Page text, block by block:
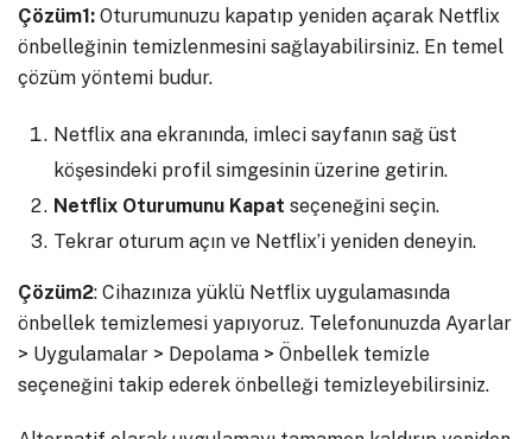
Çözüm1: Oturumunuzu kapatıp yeniden açarak Netflix
önbelleğinin temizlenmesini sağlayabilirsiniz. En temel
çözüm yöntemi budur.
Netflix ana ekranında, imleci sayfanın sağ üst
köşesindeki profil simgesinin üzerine getirin.
Netflix Oturumunu Kapat seçeneğini seçin.
Tekrar oturum açın ve Netflix’i yeniden deneyin.
Çözüm2: Cihazınıza yüklü Netflix uygulamasında
önbellek temizlemesi yapıyoruz. Telefonunuzda Ayarlar
> Uygulamalar > Depolama > Önbellek temizle
seçeneğini takip ederek önbelleği temizleyebilirsiniz.